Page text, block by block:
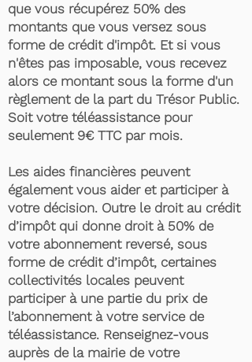
que vous récupérez 50% des
montants que vous versez sous
forme de crédit d'impôt. Et si vous
n'êtes pas imposable, vous recevez
alors ce montant sous la forme d'un
règlement de la part du Trésor Public.
Soit votre téléassistance pour
seulement 9€ TTC par mois.
Les aides financières peuvent
également vous aider et participer à
votre décision. Outre le droit au crédit
d’impôt qui donne droit à 50% de
votre abonnement reversé, sous
forme de crédit d’impôt, certaines
collectivités locales peuvent
participer à une partie du prix de
l’abonnement à votre service de
téléassistance. Renseignez-vous
auprès de la mairie de votre